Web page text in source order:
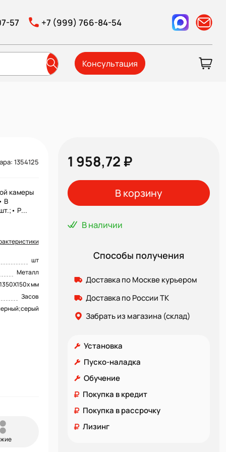
57 +7 (999) 766-84-54
Консультация
1354125
камеры
В
Р...
шт
Металл
1350Х150х мм
Засов
1 958,72 ₽
В корзину
В наличии
Способы получения
Доставка по Москве курьером
Доставка по России ТК
Забрать из магазина (склад)
Установка
Пуско-наладка
Обучение
Покупка в кредит
Покупка в рассрочку
Лизинг